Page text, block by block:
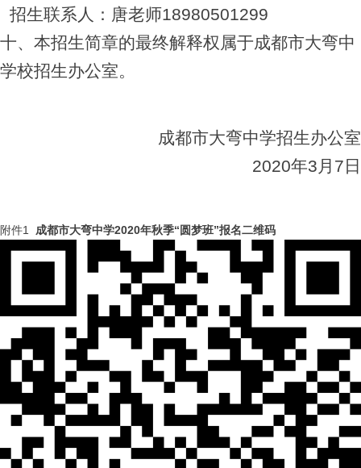
招生联系人：唐老师18980501299
十、本招生简章的最终解释权属于成都市大弯中
学校招生办公室。
成都市大弯中学招生办公室
2020年3月7日
附件1 成都市大弯中学2020年秋季“圆梦班”报名二维码